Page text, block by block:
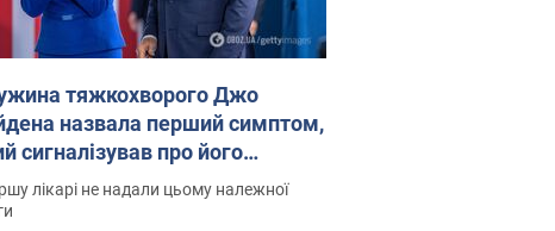
тяжкохворого Джо
назвала перший симптом,
сигналізував про його
рак
лікарі не надали цьому належної